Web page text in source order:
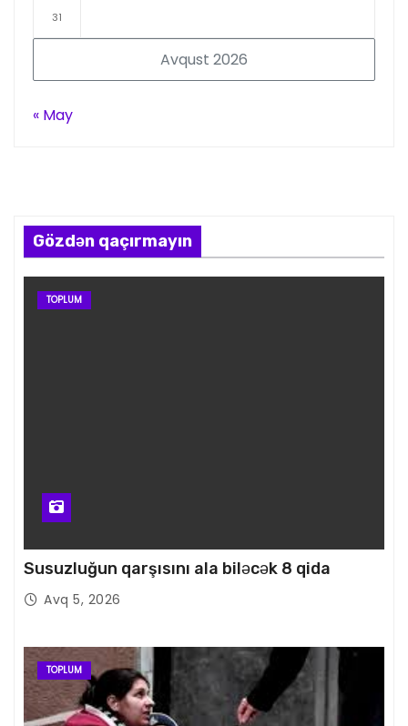
Avqust 2026
31
« May
Gözdən qaçırmayın
TOPLUM
Susuzluğun qarşısını ala biləcək 8 qida
Avq 5, 2026
TOPLUM